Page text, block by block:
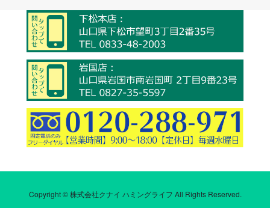
Copyright © 株式会社クナイ ハミングライフ All Rights Reserved.